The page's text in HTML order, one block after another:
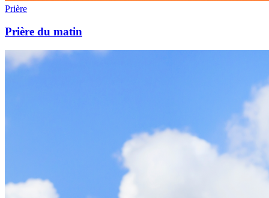
Prière
Prière du matin